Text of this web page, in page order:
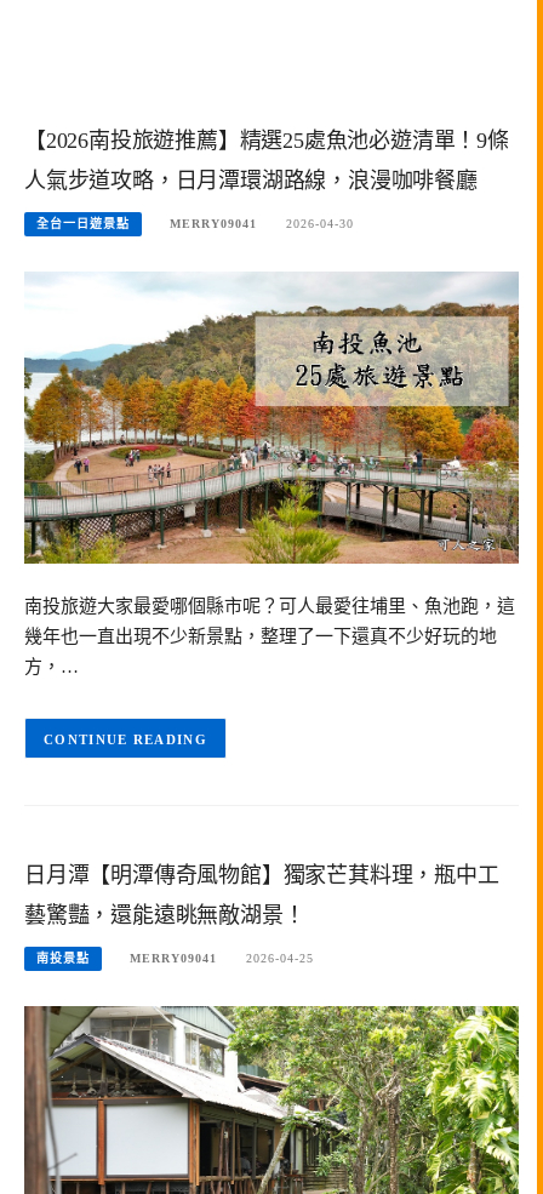
【2026南投旅遊推薦】精選25處魚池必遊清單！9條
人氣步道攻略，日月潭環湖路線，浪漫咖啡餐廳
全台一日遊景點 MERRY09041 2026-04-30
南投旅遊大家最愛哪個縣市呢？可人最愛往埔里、魚池跑，這
幾年也一直出現不少新景點，整理了一下還真不少好玩的地
方，…
CONTINUE READING
日月潭【明潭傳奇風物館】獨家芒萁料理，瓶中工
藝驚豔，還能遠眺無敵湖景！
南投景點 MERRY09041 2026-04-25